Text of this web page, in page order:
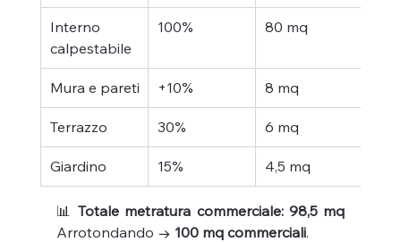
Interno
calpestabile
100% 80 mq
Mura e pareti +10% 8 mq
Terrazzo 30% 6 mq
Giardino 15% 4,5 mq
📊
Arrotondando → 100 mq commerciali.